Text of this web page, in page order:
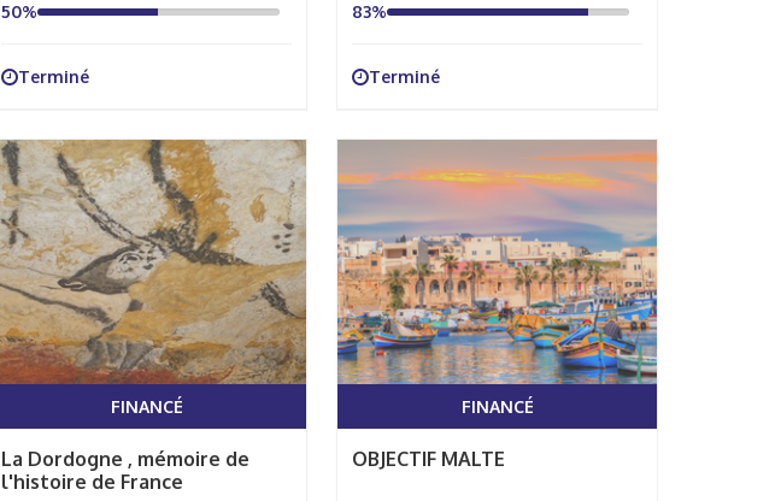
50%
Terminé
83%
Terminé
FINANCÉ
La Dordogne , mémoire de
l'histoire de France
FINANCÉ
OBJECTIF MALTE